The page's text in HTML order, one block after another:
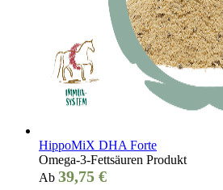
HippoMiX DHA Forte
Omega-3-Fettsäuren Produkt
Ab 39,75 €